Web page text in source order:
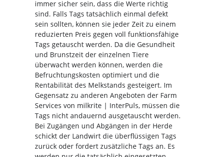
immer sicher sein, dass die Werte richtig
sind. Falls Tags tatsächlich einmal defekt
sein sollten, können sie jeder Zeit zu einem
reduzierten Preis gegen voll funktionsfähige
Tags getauscht werden. Da die Gesundheit
und Brunstzeit der einzelnen Tiere
überwacht werden können, werden die
Befruchtungskosten optimiert und die
Rentabilität des Melkstands gesteigert. Im
Gegensatz zu anderen Angeboten der Farm
Services von milkrite | InterPuls, müssen die
Tags nicht andauernd ausgetauscht werden.
Bei Zugängen und Abgängen in der Herde
schickt der Landwirt die überflüssigen Tags
zurück oder fordert zusätzliche Tags an. Es